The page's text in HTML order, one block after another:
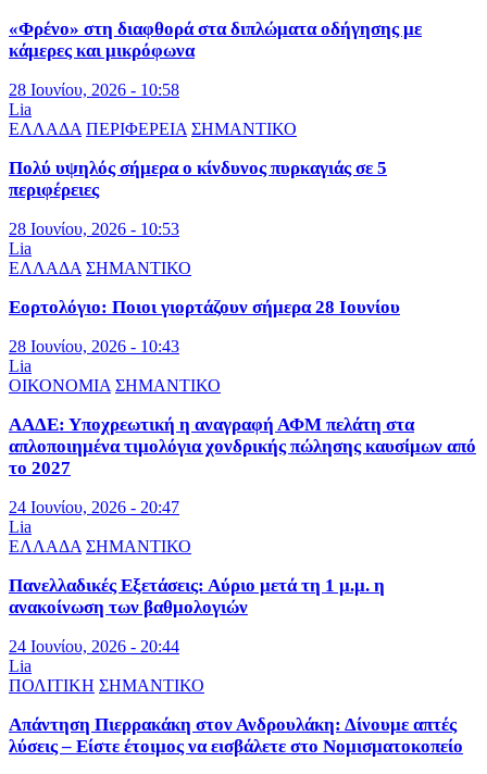
«Φρένο» στη διαφθορά στα διπλώματα οδήγησης με
κάμερες και μικρόφωνα
28 Ιουνίου, 2026 - 10:58
Lia
ΕΛΛΑΔΑ ΠΕΡΙΦΕΡΕΙΑ ΣΗΜΑΝΤΙΚΟ
Πολύ υψηλός σήμερα ο κίνδυνος πυρκαγιάς σε 5
περιφέρειες
28 Ιουνίου, 2026 - 10:53
Lia
ΕΛΛΑΔΑ ΣΗΜΑΝΤΙΚΟ
Εορτολόγιο: Ποιοι γιορτάζουν σήμερα 28 Ιουνίου
28 Ιουνίου, 2026 - 10:43
Lia
ΟΙΚΟΝΟΜΙΑ ΣΗΜΑΝΤΙΚΟ
ΑΑΔΕ: Υποχρεωτική η αναγραφή ΑΦΜ πελάτη στα
απλοποιημένα τιμολόγια χονδρικής πώλησης καυσίμων από
το 2027
24 Ιουνίου, 2026 - 20:47
Lia
ΕΛΛΑΔΑ ΣΗΜΑΝΤΙΚΟ
Πανελλαδικές Εξετάσεις: Αύριο μετά τη 1 μ.μ. η
ανακοίνωση των βαθμολογιών
24 Ιουνίου, 2026 - 20:44
Lia
ΠΟΛΙΤΙΚΗ ΣΗΜΑΝΤΙΚΟ
Απάντηση Πιερρακάκη στον Ανδρουλάκη: Δίνουμε απτές
λύσεις – Είστε έτοιμος να εισβάλετε στο Νομισματοκοπείο